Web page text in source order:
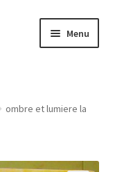
Menu
ombre et lumiere la